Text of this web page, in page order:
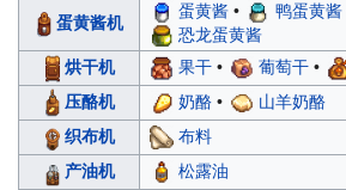
蛋黄酱机
蛋黄酱• 鸭蛋黄酱
恐龙蛋黄酱
烘干机
果干• 葡萄干•
压酪机
奶酪•
山羊奶酪
织布机
布料
产油机
松露油